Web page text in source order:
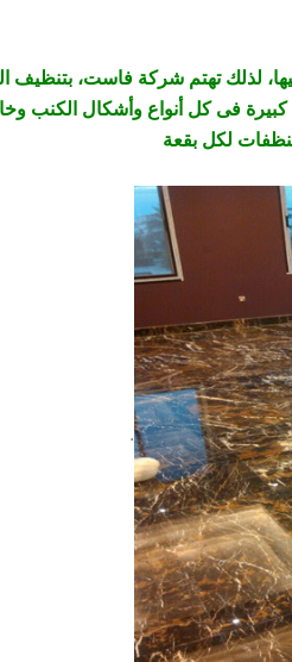
لذلك تهتم شركة فاست، بتنظيف
فى كل أنواع وأشكال الكنب
لكل بقعة
.